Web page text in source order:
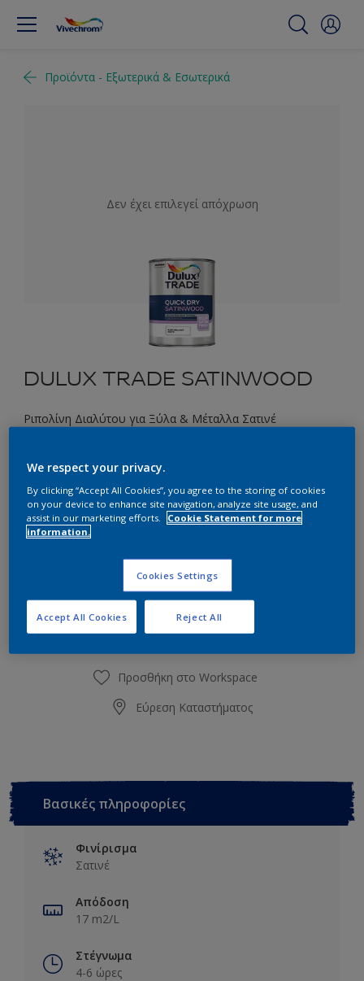
Προϊόντα - Εξωτερικά & Εσωτερικά
Δεν έχει επιλεγεί απόχρωση
DULUX TRADE SATINWOOD
Ριπολίνη Διαλύτου για Ξύλα & Μέταλλα Σατινέ
Επιλέξτε μια απόχρωση
Συσκευασία
Ποσότητα Υπολογισμός χρώματος
Υπολογισμός
Προσθήκη στο Workspace
Εύρεση Καταστήματος
Βασικές πληροφορίες
Φινίρισμα
Σατινέ
Απόδοση
17 m2/L
Στέγνωμα
4-6 ώρες
We respect your privacy.
By clicking “Accept All Cookies”, you agree to the storing of cookies
on your device to enhance site navigation, analyze site usage, and
assist in our marketing efforts.
Cookie Statement for more
information.
Cookies Settings
Reject All
Accept All Cookies